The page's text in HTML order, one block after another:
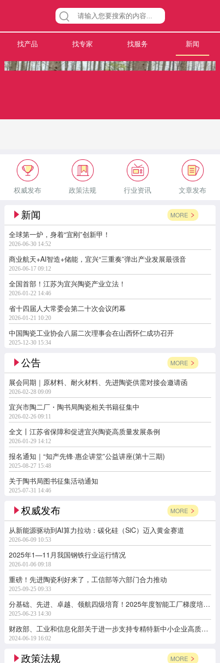
找产品 找专家 找服务 新闻
权威发布 政策法规 行业资讯 文章发布
新闻 MORE
全球第一炉，身着“宜刚”创新甲！
2026-06-30 14:52
商业航天+AI智造+储能，宜兴“三重奏”弹出产业发展最强音
2026-06-17 09:12
全国首部！江苏为宜兴陶瓷产业立法！
2026-01-22 14:46
省十四届人大常委会第二十次会议闭幕
2026-01-21 10:20
中国陶瓷工业协会八届二次理事会在山西怀仁成功召开
2025-12-30 15:34
公告 MORE
展会同期｜原材料、耐火材料、先进陶瓷供需对接会邀请函
2026-02-28 09:09
宜兴市陶二厂・陶书局陶瓷相关书籍征集中
2026-02-26 09:11
全文丨江苏省保障和促进宜兴陶瓷高质量发展条例
2026-01-29 14:12
报名通知｜“知产先锋·惠企讲堂”公益讲座(第十三期)
2025-08-27 15:48
关于陶书局图书征集活动通知
2025-07-31 14:46
权威发布 MORE
从新能源驱动到AI算力拉动：碳化硅（SiC）迈入黄金赛道
2026-06-09 10:53
2025年1—11月我国钢铁行业运行情况
2026-01-06 09:18
重磅！先进陶瓷利好来了，工信部等六部门合力推动
2025-09-25 09:33
分基础、先进、卓越、领航四级培育！2025年度智能工厂梯度培育行动开始了
2025-06-23 14:30
财政部、工业和信息化部关于进一步支持专精特新中小企业高质量发展的通知
2024-06-19 16:02
政策法规 MORE